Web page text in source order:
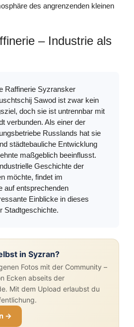
des angrenzenden kleinen
– Industrie als
Raffinerie Syzransker
Sawod ist zwar kein
doch sie ist untrennbar mit
verbunden. Als einer der
Russlands hat sie
städtebauliche Entwicklung
maßgeblich beeinflusst.
Geschichte der
möchte, findet im
auf entsprechenden
Einblicke in dieses
Stadtgeschichte.
in Syzran?
Fotos mit der Community –
Ecken abseits der
Mit dem Upload erlaubst du
→